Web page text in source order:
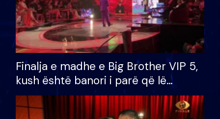
Finalja e madhe e Big Brother VIP 5,
kush është banori i parë që lë
shtëpinë dhe humb mundësinë për
të fituar çmimin e madh